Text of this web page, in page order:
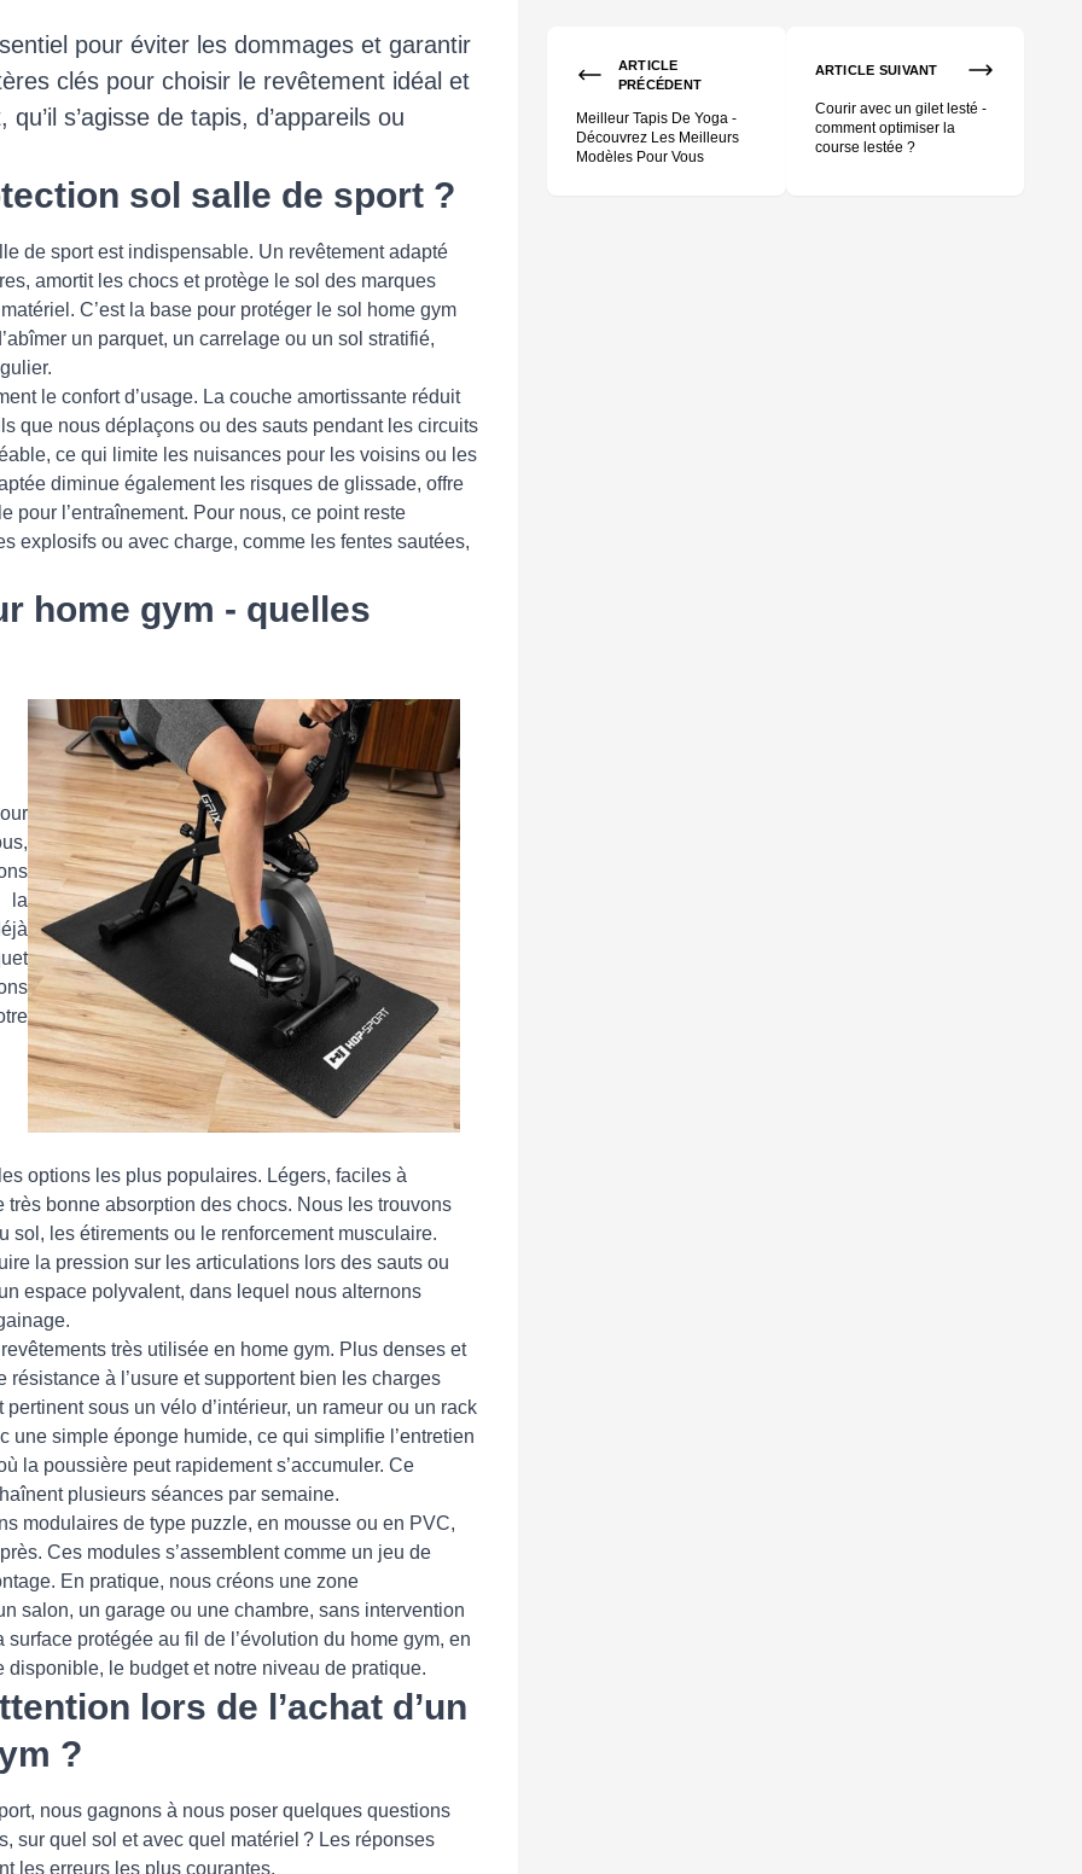
pour éviter les dommages et garantir
clés pour choisir le revêtement idéal et
s’agisse de tapis, d’appareils ou
sol salle de sport ?
de sport est indispensable. Un revêtement adapté
amortit les chocs et protège le sol des marques
C’est la base pour protéger le sol home gym
un parquet, un carrelage ou un sol stratifié,
le confort d’usage. La couche amortissante réduit
que nous déplaçons ou des sauts pendant les circuits
ce qui limite les nuisances pour les voisins ou les
diminue également les risques de glissade, offre
pour l’entraînement. Pour nous, ce point reste
explosifs ou avec charge, comme les fentes sautées,
home gym - quelles
la
options les plus populaires. Légers, faciles à
bonne absorption des chocs. Nous les trouvons
sol, les étirements ou le renforcement musculaire.
la pression sur les articulations lors des sauts ou
espace polyvalent, dans lequel nous alternons
très utilisée en home gym. Plus denses et
à l’usure et supportent bien les charges
sous un vélo d’intérieur, un rameur ou un rack
simple éponge humide, ce qui simplifie l’entretien
la poussière peut rapidement s’accumuler. Ce
plusieurs séances par semaine.
modulaires de type puzzle, en mousse ou en PVC,
Ces modules s’assemblent comme un jeu de
En pratique, nous créons une zone
salon, un garage ou une chambre, sans intervention
protégée au fil de l’évolution du home gym, en
le budget et notre niveau de pratique.
lors de l’achat d’un
?
nous gagnons à nous poser quelques questions
sur quel sol et avec quel matériel ? Les réponses
les erreurs les plus courantes.
ARTICLE
PRÉCÉDENT
Meilleur Tapis De Yoga -
Découvrez Les Meilleurs
Modèles Pour Vous
ARTICLE SUIVANT
Courir avec un gilet lesté -
comment optimiser la
course lestée ?